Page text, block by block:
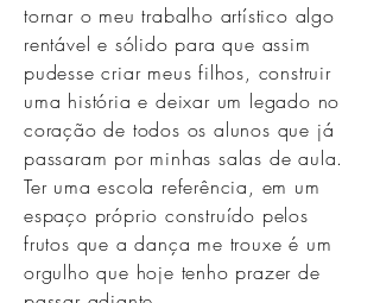
tornar o meu trabalho artístico algo
rentável e sólido para que assim
pudesse criar meus filhos, construir
uma história e deixar um legado no
coração de todos os alunos que já
passaram por minhas salas de aula.
Ter uma escola referência, em um
espaço próprio construído pelos
frutos que a dança me trouxe é um
orgulho que hoje tenho prazer de